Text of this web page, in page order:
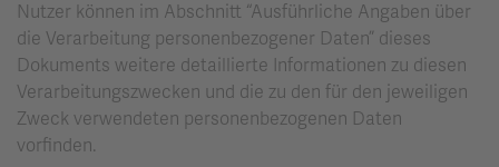
Nutzer können im Abschnitt “Ausführliche Angaben über
die Verarbeitung personenbezogener Daten” dieses
Dokuments weitere detaillierte Informationen zu diesen
Verarbeitungszwecken und die zu den für den jeweiligen
Zweck verwendeten personenbezogenen Daten
vorfinden.